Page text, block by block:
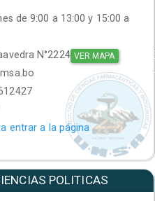
de 9:00 a 13:00 y 15:00 a
N°2224 VER MAPA
entrar a la página
POLITICAS